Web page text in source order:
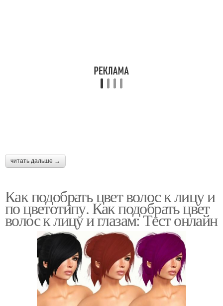
читать дальше →
Как подобрать цвет волос к лицу и
по цветотипу. Как подобрать цвет
волос к лицу и глазам: Тест онлайн